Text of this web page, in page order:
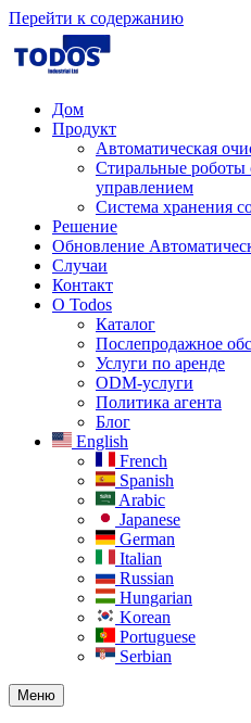
Перейти к содержанию
Дом
Продукт
Автоматическая
Стиральные
управлением
Система хранения
Решение
Обновление
Случаи
Контакт
О Todos
Каталог
Послепродажное
Услуги по аренде
ODM-услуги
Политика агента
Блог
English
French
Spanish
Arabic
Japanese
German
Italian
Russian
Hungarian
Korean
Portuguese
Serbian
Меню